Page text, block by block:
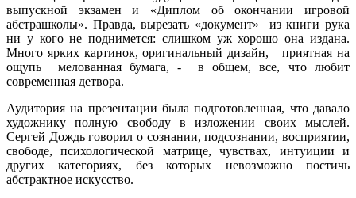
выпускной экзамен и «Диплом об окончании игровой
абстрашколы». Правда, вырезать «документ» из книги рука
ни у кого не поднимется: слишком уж хорошо она издана.
Много ярких картинок, оригинальный дизайн, приятная на
ощупь мелованная бумага, - в общем, все, что любит
современная детвора.
Аудитория на презентации была подготовленная, что давало
художнику полную свободу в изложении своих мыслей.
Сергей Дождь говорил о сознании, подсознании, восприятии,
свободе, психологической матрице, чувствах, интуиции и
других категориях, без которых невозможно постичь
абстрактное искусство.